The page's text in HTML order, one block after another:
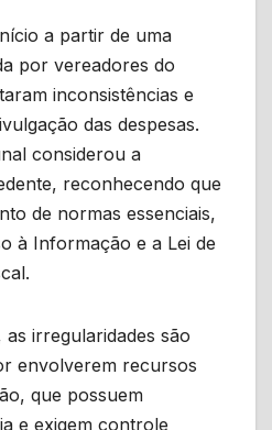
a partir de uma
por vereadores do
inconsistências e
das despesas.
considerou a
reconhecendo que
de normas essenciais,
à Informação e a Lei de
irregularidades são
envolverem recursos
que possuem
e exigem controle